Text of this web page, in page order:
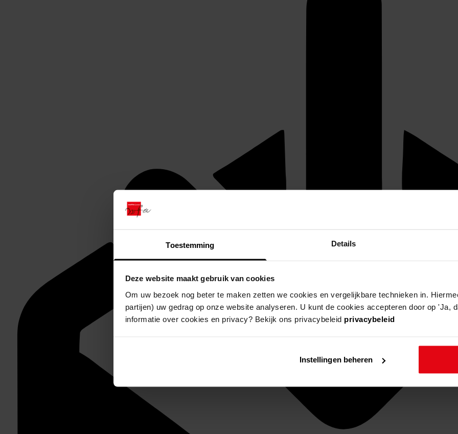
Toestemming Details
Deze website maakt gebruik van cookies
Om uw bezoek nog beter te maken zetten we cookies en vergelijkbare technieken in.
partijen) uw gedrag op onze website analyseren. U kunt de cookies accepteren door op 'Ja,
informatie over cookies en privacy? Bekijk ons privacybeleid privacybeleid
Instellingen beheren